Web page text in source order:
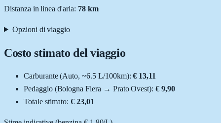
Distanza in linea d'aria: 78km
Opzioni di viaggio
Costo stimato del viaggio
Carburante (Auto, ~6.5 L/100km): € 13,11
Pedaggio (Bologna Fiera → Prato Ovest): € 9,90
Totale stimato:€ 23,01